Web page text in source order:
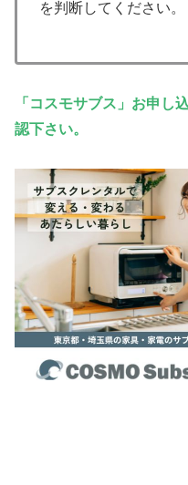
を判断してください。
「コスモサブス」お申し
認下さい。